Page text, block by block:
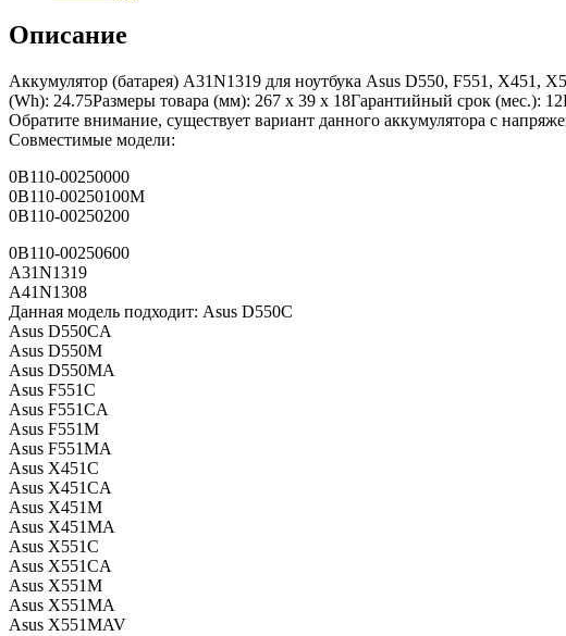
Описание
Аккумулятор (батарея) A31N1319 для ноутбука Asus D550, F551,
(Wh): 24.75Размеры товара (мм): 267 x 39 x 18Гарантийный срок (мес.):
Обратите внимание, существует вариант данного аккумулятора с
Совместимые модели:
0B110-00250000
0B110-00250100M
0B110-00250200
0B110-00250600
A31N1319
A41N1308
Данная модель подходит: Asus D550C
Asus D550CA
Asus D550M
Asus D550MA
Asus F551C
Asus F551CA
Asus F551M
Asus F551MA
Asus X451C
Asus X451CA
Asus X451M
Asus X451MA
Asus X551C
Asus X551CA
Asus X551M
Asus X551MA
Asus X551MAV